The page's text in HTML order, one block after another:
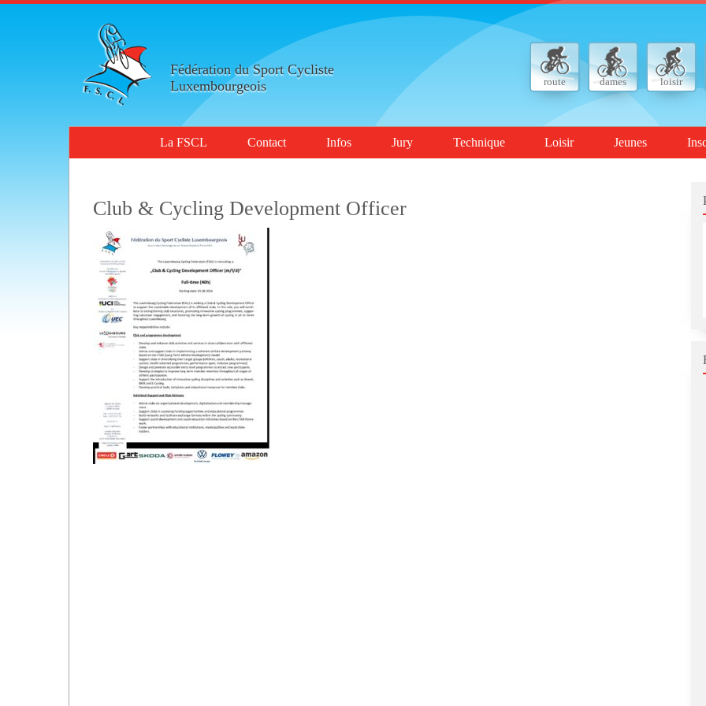
Fédération du Sport Cycliste
Luxembourgeois
route dames loisir
La FSCL Contact Infos Jury Technique Loisir Jeunes
Club & Cycling Development Officer